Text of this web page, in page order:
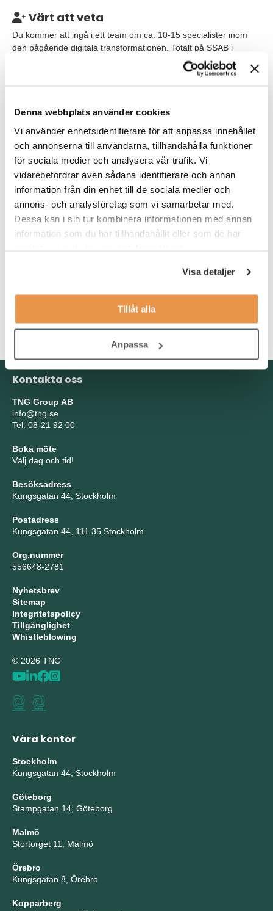
Denna webbplats använder cookies
Vi använder enhetsidentifierare för att anpassa innehållet
och annonserna till användarna, tillhandahålla funktioner
för sociala medier och analysera vår trafik. Vi
vidarebefordrar även sådana identifierare och annan
information från din enhet till de sociala medier och
annons- och analysföretag som vi samarbetar med.
Dessa kan i sin tur kombinera informationen med annan
information som du har tillhandahållit eller som de har
Visa detaljer
Tillåt alla
Anpassa
Värt att veta
Du kommer att ingå i ett team om ca. 10-15 specialister inom
den pågående digitala transformationen. Totalt på SSAB i
Oxelösund arbetar ca 2400 personer. Tjänsten är placerad i
Oxelösund och du förväntas arbeta på plats ca 3 dagar i
Våra förväntningar
I rollen som projektledare Digitalisering kommer du att driva
långa och mångfacetterade projekt inom digitalisering. För att
lyckas ser vi gärna att du kan ta ett helhetsperspektiv, har vana
av att behöva prioritera och är uthållig. Det är en fördel om du
har ett teknikintresse. För att kunna driva framgångsrika projekt
tror vi att du behöver vara kommunikativ samt team-orienterad
men är samtidigt flexibel vid behov när projekten kräver snabba
Vi söker dig med minst 5 års erfarenhet av projektledning och vi
att lyckas i rollen tror vi att du tidigare genomfört
digitaliseringsprojekt. Du behärskar svenska flytande.
Meriterande är att du behärskar engelska i tal och skrift.
Kontakta oss
TNG Group AB
info@tng.se
Tel: 08-21 92 00
Boka möte
Välj dag och tid!
Besöksadress
Kungsgatan 44, Stockholm
Postadress
Kungsgatan 44, 111 35 Stockholm
Org.nummer
556648-2781
Nyhetsbrev
Sitemap
Integritetspolicy
Tillgänglighet
Whistleblowing
© 2026 TNG
Våra kontor
Stockholm
Kungsgatan 44, Stockholm
Göteborg
Stampgatan 14, Göteborg
Malmö
Stortorget 11, Malmö
Örebro
Kungsgatan 8, Örebro
Kopparberg